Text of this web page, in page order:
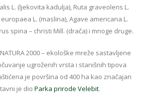
L. (ljekovita kadulja), Ruta graveolens L.
L. (maslina), Agave americana L.
spina – christi Mill. (drača) i mnoge druge.
2000 – ekološke mreže sastavljene
ugroženih vrsta i stanišnih tipova
je površina od 400 ha kao značajan
je dio Parka prirode Velebit.